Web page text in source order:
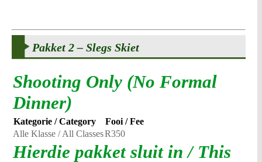
Pakket 2 – Slegs Skiet
Shooting Only (No Formal
Dinner)
Kategorie / Category
Fooi / Fee
Alle Klasse / All ClassesR350
Hierdie pakket sluit in / This